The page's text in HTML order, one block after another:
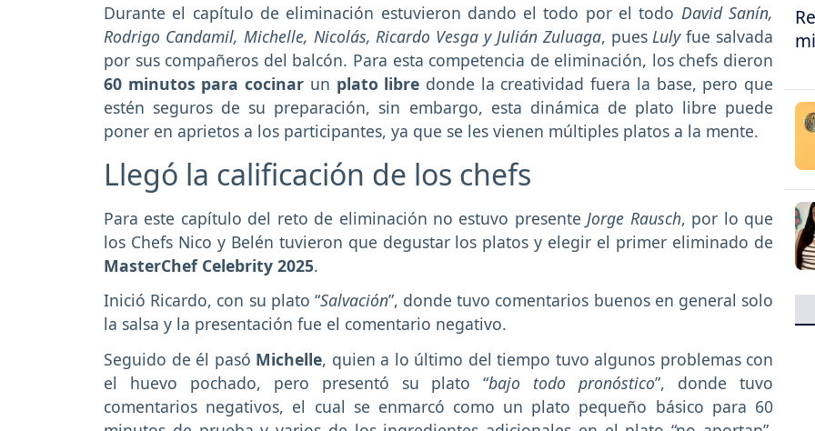
Durante el capítulo de eliminación estuvieron dando el todo por el todo David Sanín,
Rodrigo Candamil, Michelle, Nicolás, Ricardo Vesga y Julián Zuluaga, pues Lulyfue salvada
por sus compañeros del balcón. Para esta competencia de eliminación, los chefs dieron
60 minutos para cocinar un plato libre donde la creatividad fuera la base, pero que
estén seguros de su preparación, sin embargo, esta dinámica de plato libre puede
poner en aprietos a los participantes, ya que se les vienen múltiples platos a la mente.
Llegó la calificación de los chefs
Para este capítulo del reto de eliminación no estuvo presente Jorge Rausch, por lo que
los Chefs Nico y Belén tuvieron que degustar los platos y elegir el primer eliminado de
MasterChef Celebrity 2025.
Inició Ricardo, con su plato “Salvación”, donde tuvo comentarios buenos en general solo
la salsa y la presentación fue el comentario negativo.
Seguido de él pasó Michelle, quien a lo último del tiempo tuvo algunos problemas con
el huevo pochado, pero presentó su plato “bajo todo pronóstico”, donde tuvo
comentarios negativos, el cual se enmarcó como un plato pequeño básico para 60